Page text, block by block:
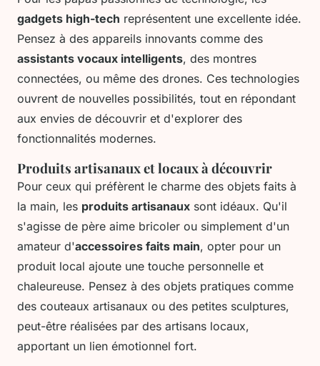
gadgets high-tech représentent une excellente idée.
Pensez à des appareils innovants comme des
assistants vocaux intelligents, des montres
connectées, ou même des drones. Ces technologies
ouvrent de nouvelles possibilités, tout en répondant
aux envies de découvrir et d'explorer des
fonctionnalités modernes.
Produits artisanaux et locaux à découvrir
Pour ceux qui préfèrent le charme des objets faits à
la main, les produits artisanaux sont idéaux. Qu'il
s'agisse de père aime bricoler ou simplement d'un
amateur d'accessoires faits main, opter pour un
produit local ajoute une touche personnelle et
chaleureuse. Pensez à des objets pratiques comme
des couteaux artisanaux ou des petites sculptures,
peut-être réalisées par des artisans locaux,
apportant un lien émotionnel fort.